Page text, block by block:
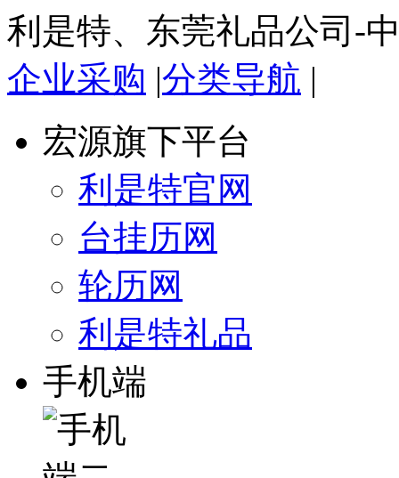
利是特、东莞礼品公司-
企业采购 |分类导航 |
宏源旗下平台
利是特官网
台挂历网
轮历网
利是特礼品
手机端